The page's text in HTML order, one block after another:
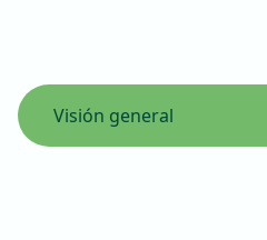
Visión general